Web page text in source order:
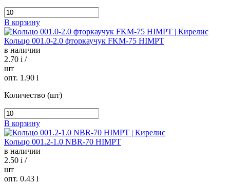
В корзину
Кольцо 001.0-2.0 фторкаучук FKM-75 HIMPT
в наличии
2.70 i /
шт
опт. 1.90 i
Количество (шт)
В корзину
Кольцо 001.2-1.0 NBR-70 HIMPT
в наличии
2.50 i /
шт
опт. 0.43 i